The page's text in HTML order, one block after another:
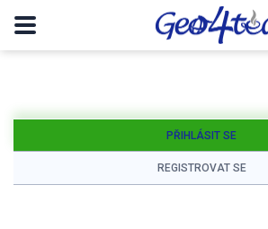
PŘIHLÁSIT SE
REGISTROVAT SE